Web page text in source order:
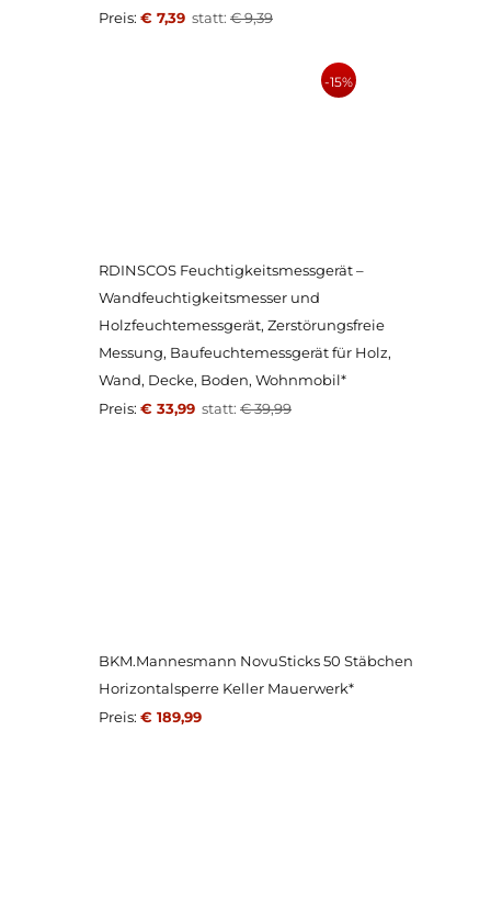
Preis: € 7,39 statt: € 9,39
-15%
RDINSCOS Feuchtigkeitsmessgerät –
Wandfeuchtigkeitsmesser und
Holzfeuchtemessgerät, Zerstörungsfreie
Messung, Baufeuchtemessgerät für Holz,
Wand, Decke, Boden, Wohnmobil*
Preis: € 33,99 statt: € 39,99
BKM.Mannesmann NovuSticks 50 Stäbchen
Horizontalsperre Keller Mauerwerk*
Preis: € 189,99